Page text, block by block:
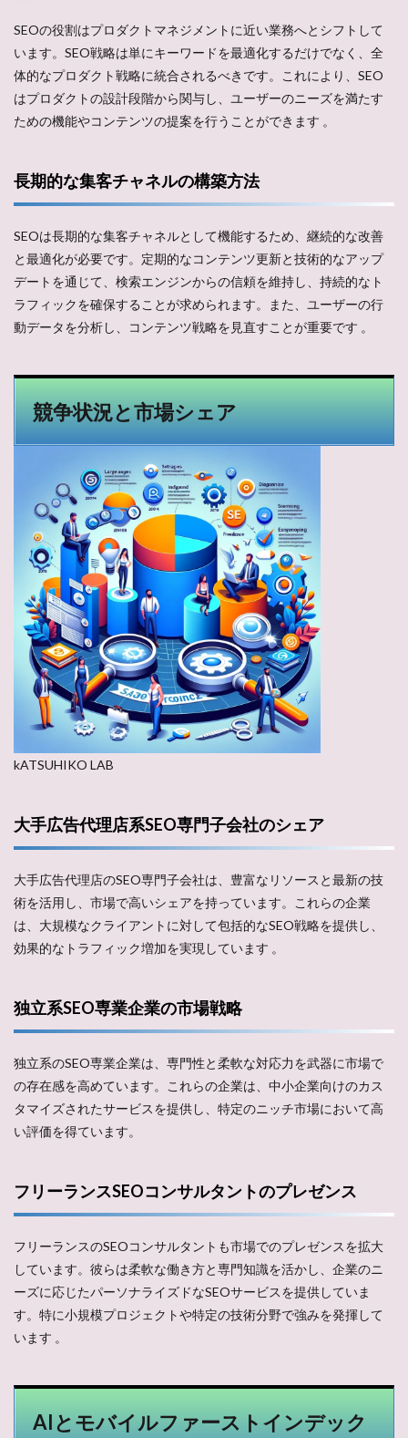
SEOの役割はプロダクトマネジメントに近い業務へとシフトして
います。SEO戦略は単にキーワードを最適化するだけでなく、全
体的なプロダクト戦略に統合されるべきです。これにより、SEO
はプロダクトの設計段階から関与し、ユーザーのニーズを満たす
ための機能やコンテンツの提案を行うことができます​ ​。
長期的な集客チャネルの構築方法
SEOは長期的な集客チャネルとして機能するため、継続的な改善
と最適化が必要です。定期的なコンテンツ更新と技術的なアップ
デートを通じて、検索エンジンからの信頼を維持し、持続的なト
ラフィックを確保することが求められます。また、ユーザーの行
動データを分析し、コンテンツ戦略を見直すことが重要です​ 。
競争状況と市場シェア
kATSUHIKO LAB
大手広告代理店系SEO専門子会社のシェア
大手広告代理店のSEO専門子会社は、豊富なリソースと最新の技
術を活用し、市場で高いシェアを持っています。これらの企業
は、大規模なクライアントに対して包括的なSEO戦略を提供し、
効果的なトラフィック増加を実現しています​ ​。
独立系SEO専業企業の市場戦略
独立系のSEO専業企業は、専門性と柔軟な対応力を武器に市場で
の存在感を高めています。これらの企業は、中小企業向けのカス
タマイズされたサービスを提供し、特定のニッチ市場において高
い評価を得ています​。
フリーランスSEOコンサルタントのプレゼンス
フリーランスのSEOコンサルタントも市場でのプレゼンスを拡大
しています。彼らは柔軟な働き方と専門知識を活かし、企業のニ
ーズに応じたパーソナライズドなSEOサービスを提供していま
す。特に小規模プロジェクトや特定の技術分野で強みを発揮して
います​ ​。
AIとモバイルファーストインデック